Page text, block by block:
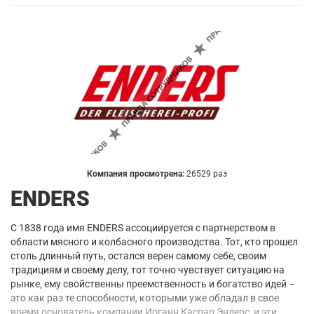
Компания просмотрена: 26529 раз
ENDERS
С 1838 года имя ENDERS ассоциируется с партнерством в
области мясного и колбасного производства. Тот, кто прошел
столь длинный путь, остался верен самому себе, своим
традициям и своему делу, тот точно чувствует ситуацию на
рынке, ему свойственны преемственность и богатство идей –
это как раз те способности, которыми уже обладал в свое